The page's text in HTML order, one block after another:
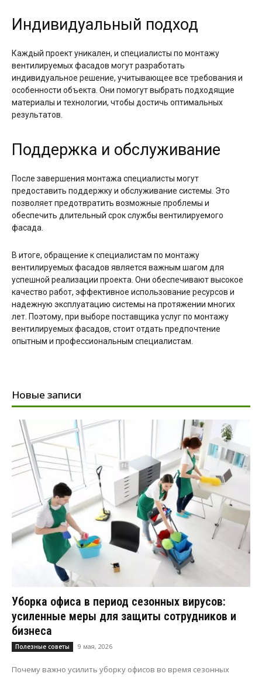
Индивидуальный подход
Каждый проект уникален, и специалисты по монтажу
вентилируемых фасадов могут разработать
индивидуальное решение, учитывающее все требования и
особенности объекта. Они помогут выбрать подходящие
материалы и технологии, чтобы достичь оптимальных
результатов.
Поддержка и обслуживание
После завершения монтажа специалисты могут
предоставить поддержку и обслуживание системы. Это
позволяет предотвратить возможные проблемы и
обеспечить длительный срок службы вентилируемого
фасада.
В итоге, обращение к специалистам по монтажу
вентилируемых фасадов является важным шагом для
успешной реализации проекта. Они обеспечивают высокое
качество работ, эффективное использование ресурсов и
надежную эксплуатацию системы на протяжении многих
лет. Поэтому, при выборе поставщика услуг по монтажу
вентилируемых фасадов, стоит отдать предпочтение
опытным и профессиональным специалистам.
Новые записи
Уборка офиса в период сезонных вирусов:
усиленные меры для защиты сотрудников и
бизнеса
Полезные советы 9 мая, 2026
Почему важно усилить уборку офисов во время сезонных